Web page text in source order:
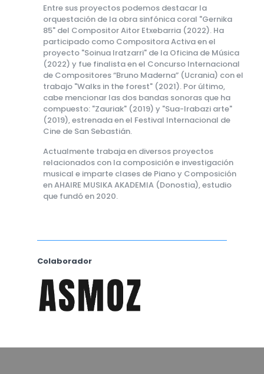
Entre sus proyectos podemos destacar la
orquestación de la obra sinfónica coral "Gernika
85" del Compositor Aitor Etxebarria (2022). Ha
participado como Compositora Activa en el
proyecto "Soinua Iratzarri" de la Oficina de Música
(2022) y fue finalista en el Concurso Internacional
de Compositores “Bruno Maderna” (Ucrania) con el
trabajo "Walks in the forest" (2021). Por último,
cabe mencionar las dos bandas sonoras que ha
compuesto: "Zauriak" (2019) y "Sua-Irabazi arte"
(2019), estrenada en el Festival Internacional de
Cine de San Sebastián.
Actualmente trabaja en diversos proyectos
relacionados con la composición e investigación
musical e imparte clases de Piano y Composición
en AHAIRE MUSIKA AKADEMIA (Donostia), estudio
que fundó en 2020.
Colaborador